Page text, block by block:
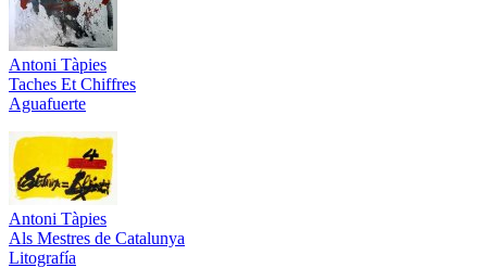
Antoni Tàpies
Taches Et Chiffres
Aguafuerte
Antoni Tàpies
Als Mestres de Catalunya
Litografía